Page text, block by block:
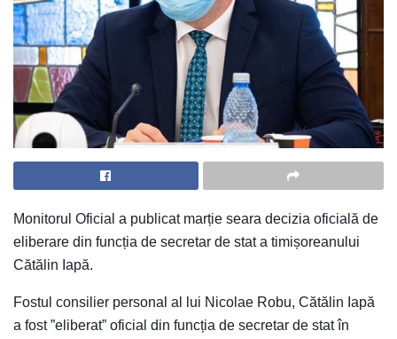
Monitorul Oficial a publicat marție seara decizia oficială de
eliberare din funcția de secretar de stat a timișoreanului
Cătălin Iapă.
Fostul consilier personal al lui Nicolae Robu, Cătălin Iapă
a fost ”eliberat” oficial din funcția de secretar de stat în